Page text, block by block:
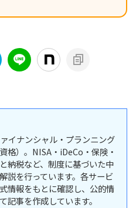
イナンシャル・プランニング
格）。NISA・iDeCo・保険・
納税など、制度に基づいた中
説を行っています。各サービ
情報をもとに確認し、公的情
記事を作成しています。